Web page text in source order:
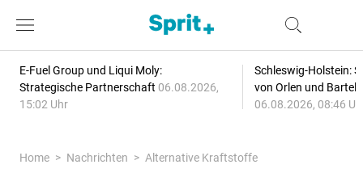
E-Fuel Group und Liqui Moly:
Strategische Partnerschaft 06.08.2026,
15:02 Uhr
Schleswig-Holstein:
von Orlen und
06.08.2026, 08:46
Home Nachrichten
Alternative Kraftstoffe